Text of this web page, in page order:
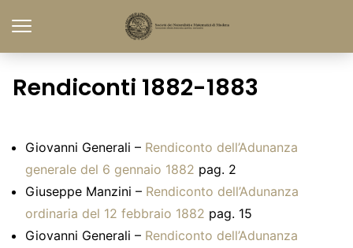
Rendiconti 1882-1883
Giovanni Generali – Rendiconto dell’Adunanza
generale del 6 gennaio 1882 pag. 2
Giuseppe Manzini – Rendiconto dell’Adunanza
ordinaria del 12 febbraio 1882 pag. 15
Giovanni Generali – Rendiconto dell’Adunanza